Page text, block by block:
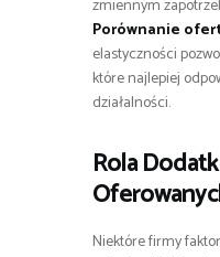
zmiennym
Porównanie
elastyczności
które najlepiej
działalności.
Rola
Niektóre firmy